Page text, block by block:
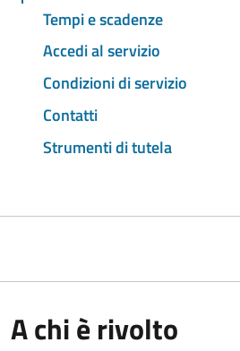
Tempi e scadenze
Accedi al servizio
Condizioni di servizio
Contatti
Strumenti di tutela
A chi è rivolto